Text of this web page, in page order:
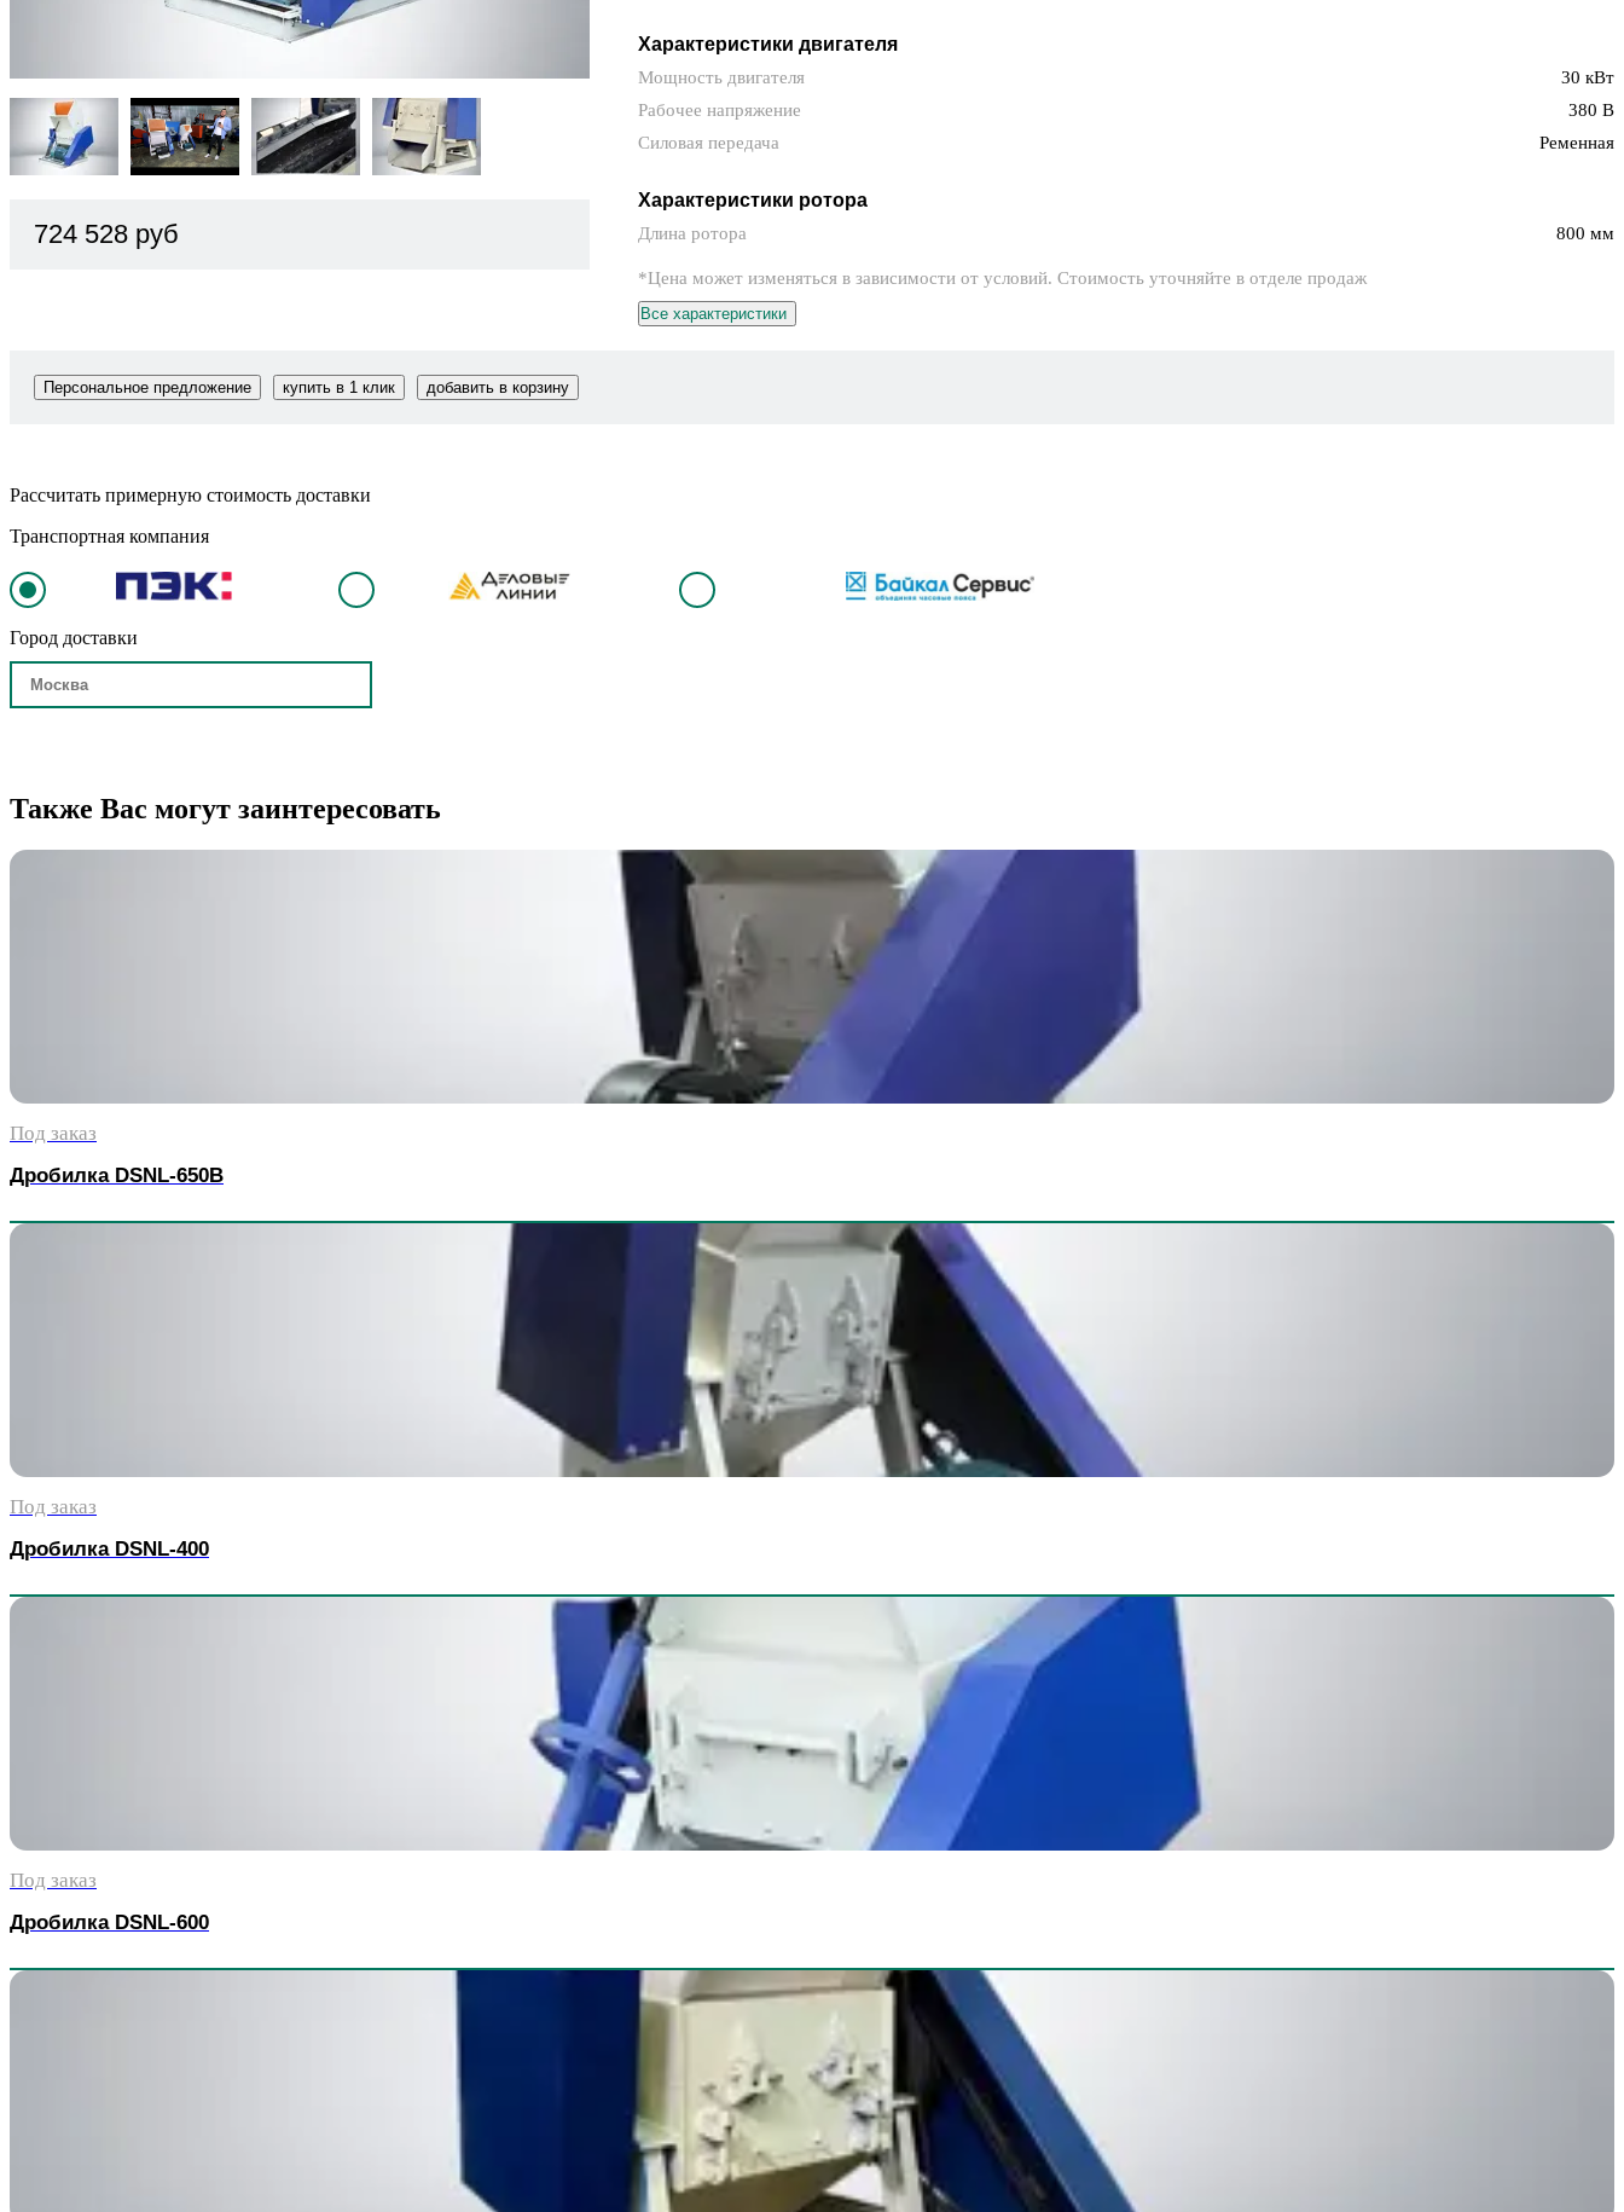
724 528 руб
Характеристики двигателя
Мощность двигателя
30 кВт
Рабочее напряжение
380 В
Силовая передача
Ременная
Характеристики ротора
Длина ротора 800 мм
*Цена может изменяться в зависимости от условий. Стоимость уточняйте в отделе продаж
Все характеристики
Персональное предложение купить в 1 клик добавить в корзину
Рассчитать примерную стоимость доставки
Транспортная компания
Город доставки
Также Вас могут заинтересовать
Под заказ
Дробилка DSNL-650B
Под заказ
Дробилка DSNL-400
Под заказ
Дробилка DSNL-600